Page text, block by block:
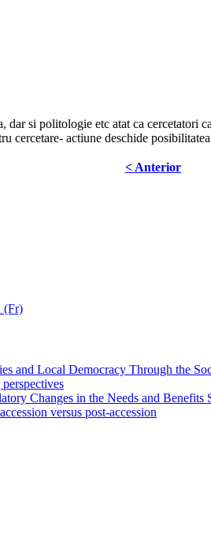
si politologie etc atat ca
cercetare- actiune deschide
< Anterior
and Local Democracy Through the
Changes in the Needs and
versus post-accession